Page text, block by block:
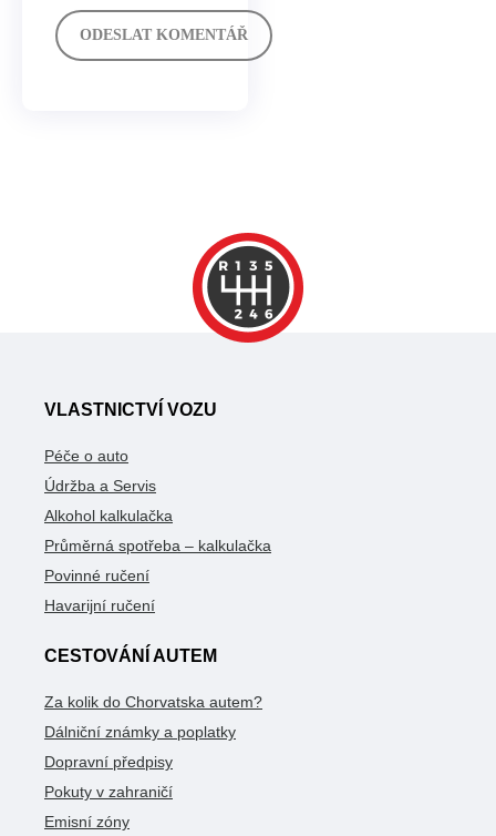
VLASTNICTVÍ VOZU
Péče o auto
Údržba a Servis
Alkohol kalkulačka
Průměrná spotřeba – kalkulačka
Povinné ručení
Havarijní ručení
CESTOVÁNÍ AUTEM
Za kolik do Chorvatska autem?
Dálniční známky a poplatky
Dopravní předpisy
Pokuty v zahraničí
Emisní zóny